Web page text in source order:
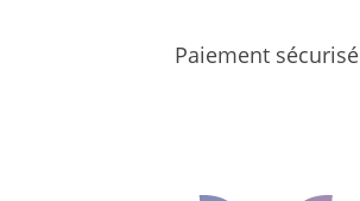
Paiement sécurisé